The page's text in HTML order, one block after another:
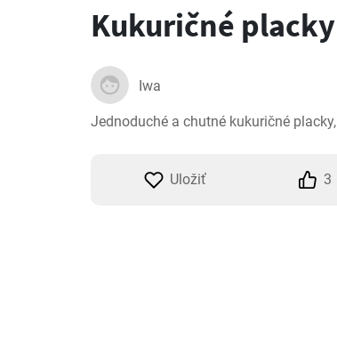
Kukuričné placky
Iwa
Jednoduché a chutné kukuričné
Uložiť 3